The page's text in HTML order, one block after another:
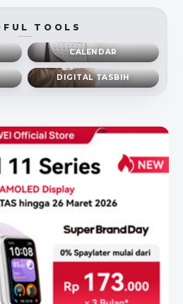
TOOLS
CALENDAR
DIGITAL TASBIH